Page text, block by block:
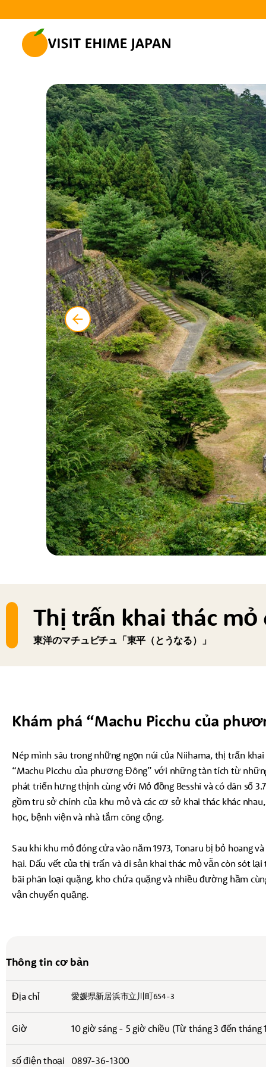
Thị trấn khai thác mỏ
東洋のマチュピチュ「東平（とうなる）」
Khám phá “Machu Picchu của
Nép mình sâu trong những ngọn núi của Niihama, thị trấn
“Machu Picchu của phương Đông” với những tàn tích từ
phát triển hưng thịnh cùng với Mỏ đồng Besshi và có dân số
gồm trụ sở chính của khu mỏ và các cơ sở khai thác khác
học, bệnh viện và nhà tắm công cộng.
Sau khi khu mỏ đóng cửa vào năm 1973, Tonaru bị bỏ hoang
hại. Dấu vết của thị trấn và di sản khai thác mỏ vẫn còn sót
bãi phân loại quặng, kho chứa quặng và nhiều đường hầm
vận chuyển quặng.
Thông tin cơ bản
Địa chỉ 愛媛県新居浜市立川町654-3
Giờ 10 giờ sáng - 5 giờ chiều (Từ tháng 3 đến tháng
số điện thoại 0897-36-1300